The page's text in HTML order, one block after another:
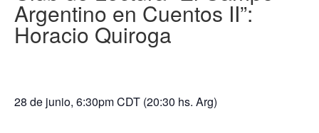
Argentino en Cuentos II”:
Horacio Quiroga
28 de junio, 6:30pm CDT (20:30 hs. Arg)